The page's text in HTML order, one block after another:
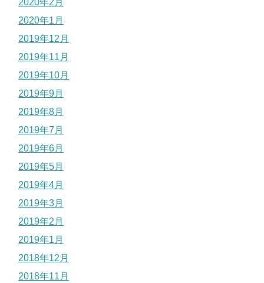
2020年2月
2020年1月
2019年12月
2019年11月
2019年10月
2019年9月
2019年8月
2019年7月
2019年6月
2019年5月
2019年4月
2019年3月
2019年2月
2019年1月
2018年12月
2018年11月